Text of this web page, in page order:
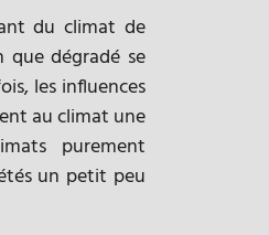
du climat de
que dégradé se
les influences
au climat une
purement
un petit peu